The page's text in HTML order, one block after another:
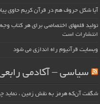
آیا شکل حروف هم در قرآن کریم حاوی
تولید قلمهای اختصاصی برای هر کتاب
انتشارات است
وبسایت قرآنیوم راه اندازی می شود
سیاسی – آکادمی
شگفت آن‌که هرمز به نقش زمین ، نماید